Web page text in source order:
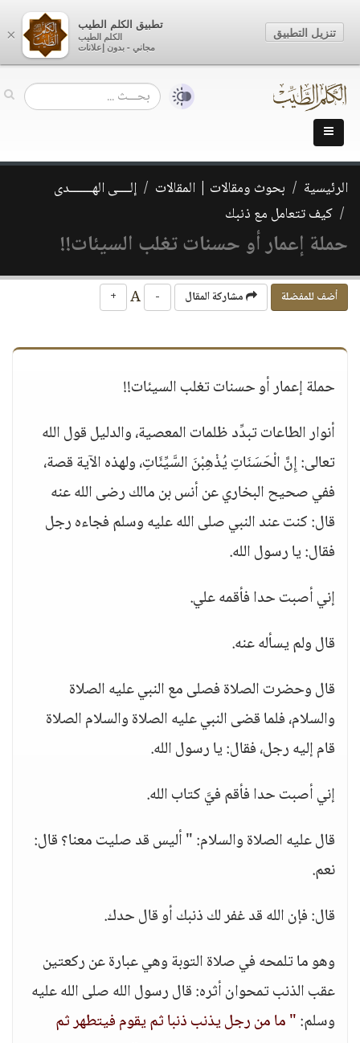
الرئيسية بحوث ومقالات | المقالات
إلــــى الهـــــــدى
كيف تتعامل مع ذنبك
حملة إعمار أو حسنات تغلب السيئات!!
أضف للمفضلة مشاركة المقال -
+
حملة إعمار أو حسنات تغلب السيئات!!
أنوار الطاعات تبدِّد ظلمات المعصية، والدليل قول الله
تعالى: إِنَّ الْحَسَنَاتِ يُذْهِبْنَ السَّيِّئَاتِ، ولهذه الآية قصة،
ففي صحيح البخاري عن أنس بن مالك رضى الله عنه
قال: كنت عند النبي صلى الله عليه وسلم فجاءه رجل
فقال: يا رسول الله.
إني أصبت حدا فأقمه علي.
قال ولم يسأله عنه.
قال وحضرت الصلاة فصلى مع النبي عليه الصلاة
والسلام، فلما قضى النبي عليه الصلاة والسلام الصلاة
قام إليه رجل، فقال: يا رسول الله.
إني أصبت حدا فأقم فيَّ كتاب الله.
قال عليه الصلاة والسلام: " أليس قد صليت معنا؟ قال:
نعم.
قال: فإن الله قد غفر لك ذنبك أو قال حدك.
وهو ما تلمحه في صلاة التوبة وهي عبارة عن ركعتين
عقب الذنب تمحوان أثره: قال رسول الله صلى الله عليه
وسلم:" ما من رجل يذنب ذنبا ثم يقوم فيتطهر ثم
×
تطبيق الكلم الطيب
الكلم الطيب
مجاني - بدون إعلانات
تنزيل التطبيق